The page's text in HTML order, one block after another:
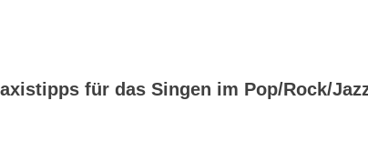
für das Singen im Pop/Rock/